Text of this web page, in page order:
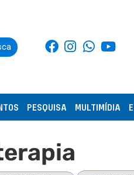
PESQUISA MULTIMÍDIA